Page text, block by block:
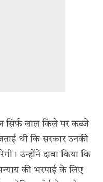
सिर्फ लाल किले पर कब्जे
थी कि सरकार उनकी
उन्होंने दावा किया कि
की भरपाई के लिए